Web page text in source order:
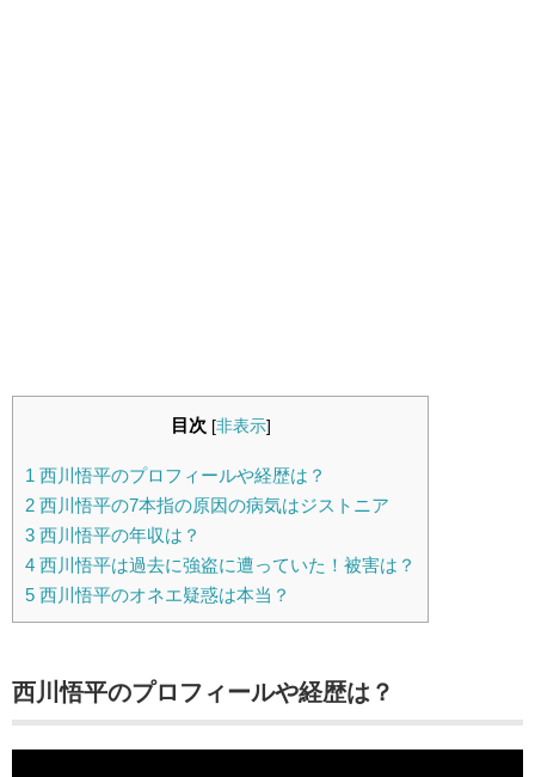
目次 [非表示]
1 西川悟平のプロフィールや経歴は？
2 西川悟平の7本指の原因の病気はジストニア
3 西川悟平の年収は？
4 西川悟平は過去に強盗に遭っていた！被害は？
5 西川悟平のオネエ疑惑は本当？
西川悟平のプロフィールや経歴は？